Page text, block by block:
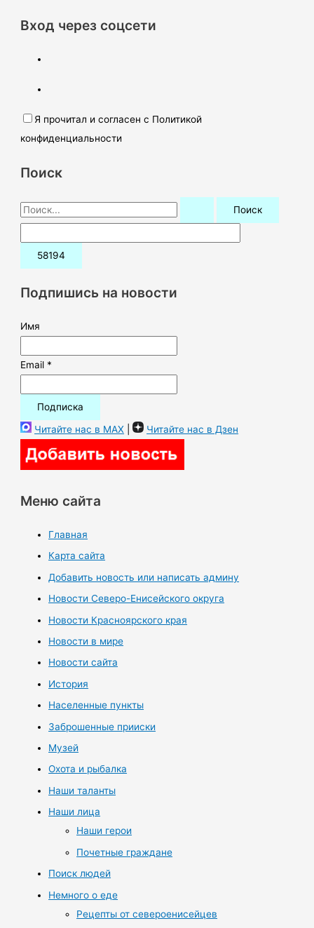
Вход через соцсети
Я прочитал и согласен с Политикой
конфиденциальности
Поиск
П
о
и
:Подпишись на новости
Имя
Email *
Читайте нас в MAX | Читайте нас в Дзен
Меню сайта
Главная
Карта сайта
Добавить новость или написать админу
Новости Северо-Енисейского округа
Новости Красноярского края
Новости в мире
Новости сайта
История
Населенные пункты
Заброшенные прииски
Музей
Охота и рыбалка
Наши таланты
Наши лица
Наши герои
Почетные граждане
Поиск людей
Немного о еде
Рецепты от североенисейцев